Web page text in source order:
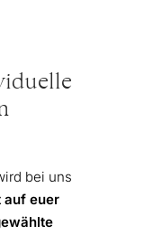
bei uns
auf euer